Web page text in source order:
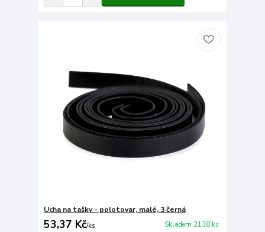
Ucha na tašky - polotovar, malé, 3 černá
53,37 Kč/ks Skladem 2138 ks